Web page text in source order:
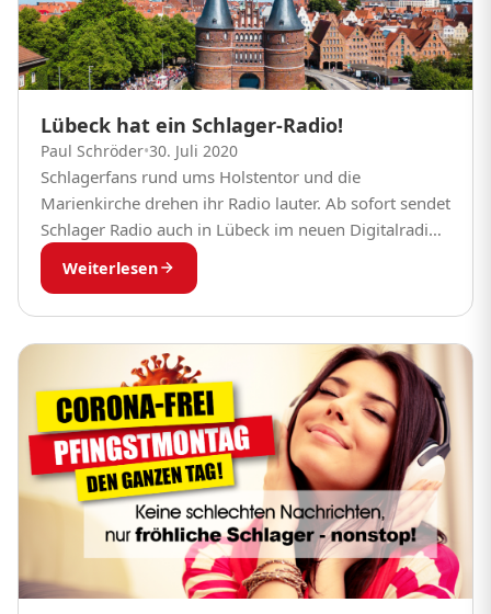
Lübeck hat ein Schlager-Radio!
Paul Schröder•30. Juli 2020
Schlagerfans rund ums Holstentor und die
Marienkirche drehen ihr Radio lauter. Ab sofort sendet
Schlager Radio auch in Lübeck im neuen Digitalradio
DAB+ auf Kanal 9D.Wer noch kein Digitalradio hat,...
Weiterlesen